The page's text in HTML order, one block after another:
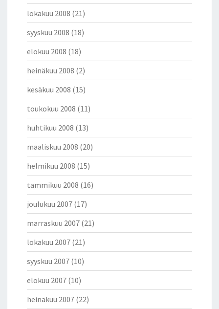
lokakuu 2008 (21)
syyskuu 2008 (18)
elokuu 2008 (18)
heinäkuu 2008 (2)
kesäkuu 2008 (15)
toukokuu 2008 (11)
huhtikuu 2008 (13)
maaliskuu 2008 (20)
helmikuu 2008 (15)
tammikuu 2008 (16)
joulukuu 2007 (17)
marraskuu 2007 (21)
lokakuu 2007 (21)
syyskuu 2007 (10)
elokuu 2007 (10)
heinäkuu 2007 (22)